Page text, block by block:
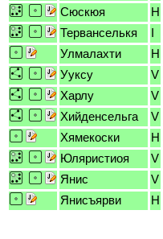
Сюскюя
H
Терванселькя
I
Улмалахти
H
Ууксу
V
Харлу
V
Хийденсельга
V
Хямекоски
H
Юляристиоя
V
Янис
V
Янисъярви
H